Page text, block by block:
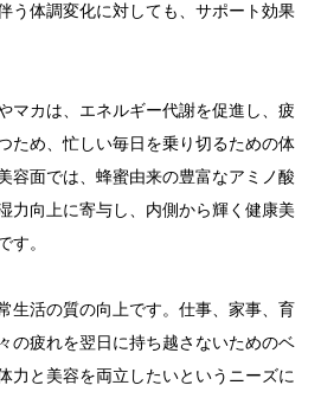
う体調変化に対しても、サポート効果
マカは、エネルギー代謝を促進し、疲
ため、忙しい毎日を乗り切るための体
容面では、蜂蜜由来の豊富なアミノ酸
力向上に寄与し、内側から輝く健康美
す。
生活の質の向上です。仕事、家事、育
の疲れを翌日に持ち越さないためのベ
力と美容を両立したいというニーズに